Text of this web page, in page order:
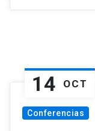
14 OCT
Conferencias